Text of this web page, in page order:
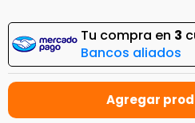
Tu compra en 3
Bancos aliados